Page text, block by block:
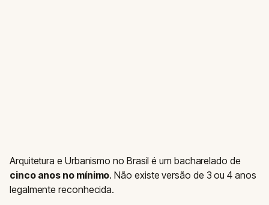
Arquitetura e Urbanismo no Brasil é um bacharelado de
cinco anos no mínimo. Não existe versão de 3 ou 4 anos
legalmente reconhecida.